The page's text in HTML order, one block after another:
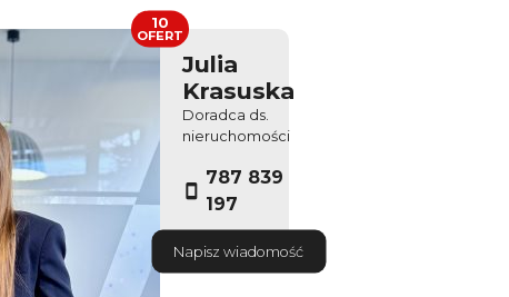
Julia
Krasuska
Doradca ds.
nieruchomości
787 839
197
Napisz wiadomość
10
OFERT